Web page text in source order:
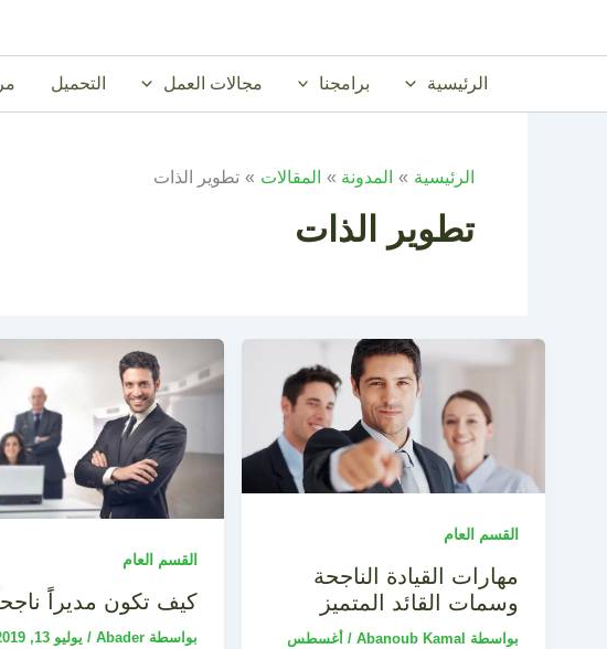
الرئيسية برامجنا مجالات العمل التحميل
الرئيسية المدونة المقالات تطوير الذات
تطوير الذات
القسم العام
مهارات القيادة الناجحة
وسمات القائد المتميز
بواسطة Abanoub Kamal
/ أغسطس
القسم العام
كيف تكون مديراًَ
بواسطة Abader
/ يوليو 13, 2019